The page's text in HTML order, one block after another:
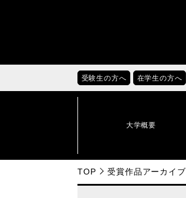
受験生の方へ 在学生の方へ
大学概要
TOP 受賞作品アーカイブ